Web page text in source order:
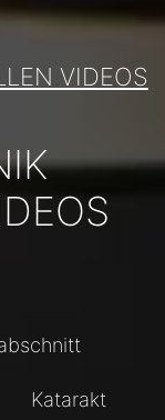
VIDEOS
Katarakt